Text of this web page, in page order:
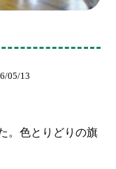
05/13
。色とりどりの旗